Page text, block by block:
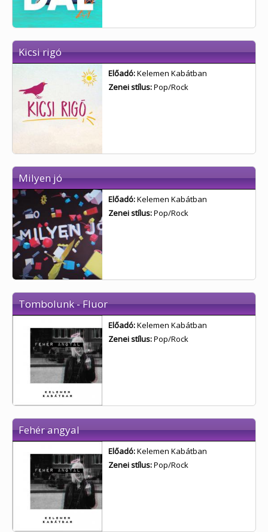
Kicsi rigó
Előadó:Kelemen Kabátban
Zenei stílus:Pop/Rock
Milyen jó
Előadó:Kelemen Kabátban
Zenei stílus:Pop/Rock
Tombolunk - Fluor
Előadó:Kelemen Kabátban
Zenei stílus:Pop/Rock
Fehér angyal
Előadó:Kelemen Kabátban
Zenei stílus:Pop/Rock